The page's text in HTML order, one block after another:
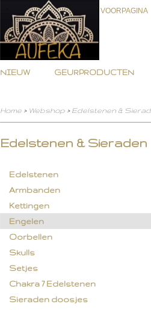
VOORPAGINA
NIEUW GEURPRODUCTEN
Home > Webshop > Edelstenen &
Edelstenen & Sieraden
Edelstenen
Armbanden
Kettingen
Engelen
Oorbellen
Skulls
Setjes
Chakra 7 Edelstenen
Sieraden doosjes